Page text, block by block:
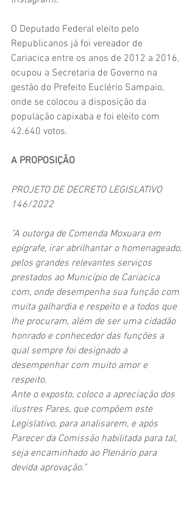
O Deputado Federal eleito pelo
Republicanos já foi vereador de
Cariacica entre os anos de 2012 a 2016,
ocupou a Secretaria de Governo na
gestão do Prefeito Euclério Sampaio,
onde se colocou a disposição da
população capixaba e foi eleito com
42.640 votos.
A PROPOSIÇÃO
PROJETO DE DECRETO LEGISLATIVO
146/2022
“A outorga de Comenda Moxuara em
epígrafe, irar abrilhantar o homenageado,
pelos grandes relevantes serviços
prestados ao Município de Cariacica
com, onde desempenha sua função com
muita galhardia e respeito e a todos que
Ihe procuram, além de ser uma cidadão
honrado e conhecedor das funções a
qual sempre foi designado a
desempenhar com muito amor e
respeito.
Ante o exposto, coloco a apreciação dos
ilustres Pares, que compõem este
Legislativo, para analisarem, e após
Parecer da Comissão habilitada para tal,
seja encaminhado ao Plenário para
devida aprovação.”